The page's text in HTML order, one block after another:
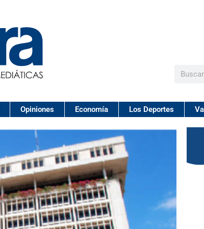
Buscar
Opiniones Economía Los Deportes